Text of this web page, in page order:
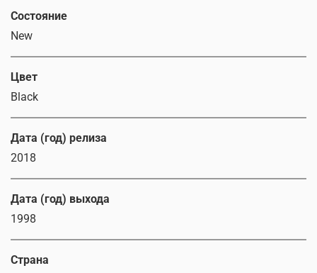
Состояние
New
Цвет
Black
Дата (год) релиза
2018
Дата (год) выхода
1998
Страна